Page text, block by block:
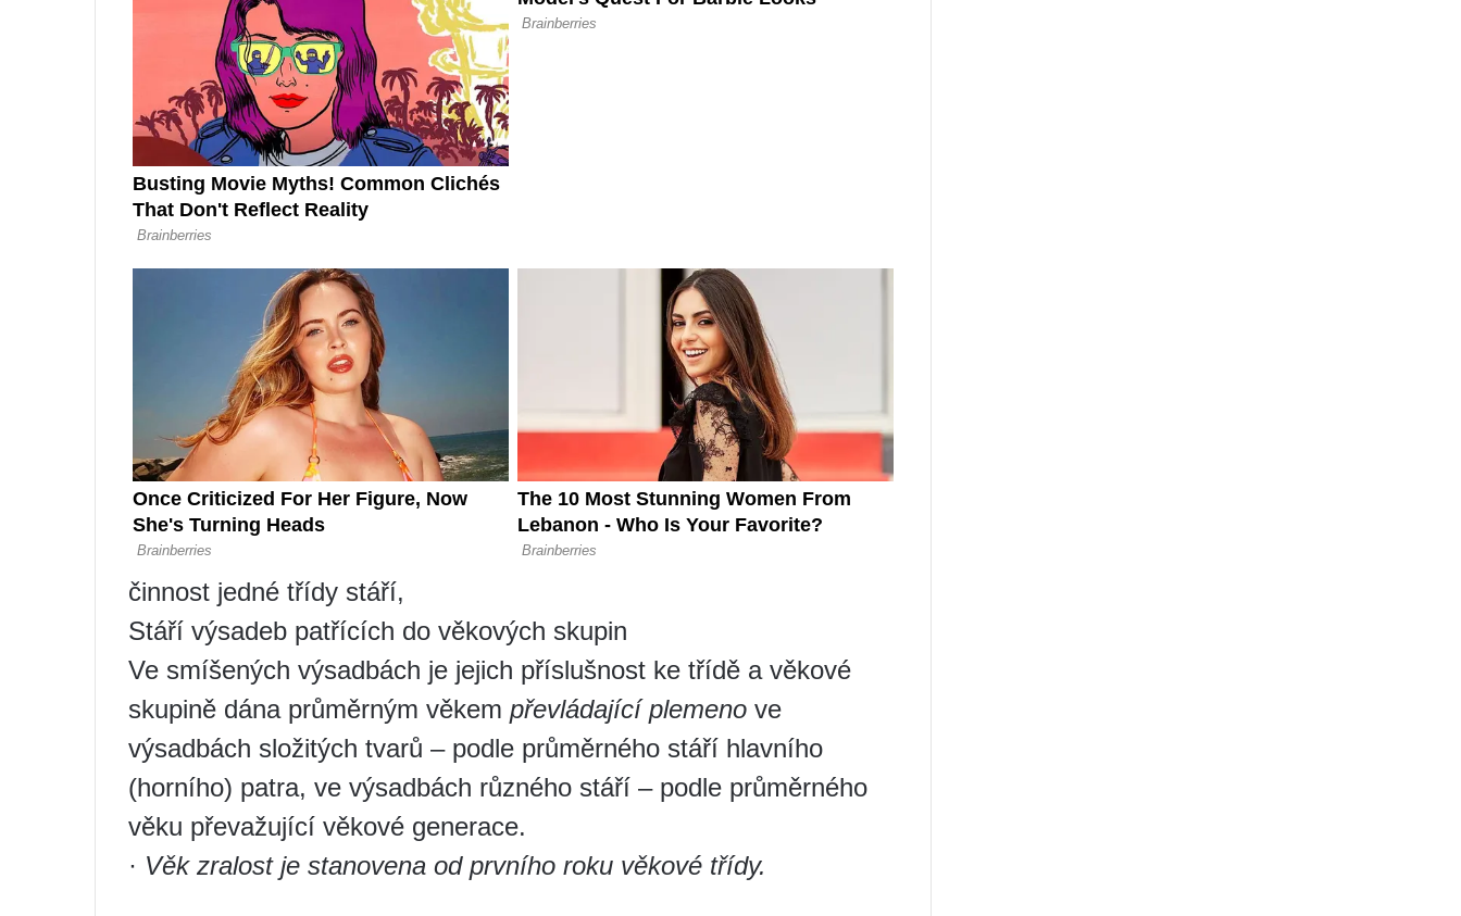
činnost jedné třídy stáří,
Stáří výsadeb patřících do věkových skupin
Ve smíšených výsadbách je jejich příslušnost ke třídě a věkové
skupině dána průměrným věkem převládající plemeno ve
výsadbách složitých tvarů – podle průměrného stáří hlavního
(horního) patra, ve výsadbách různého stáří – podle průměrného
věku převažující věkové generace.
· Věk zralost je stanovena od prvního roku věkové třídy.